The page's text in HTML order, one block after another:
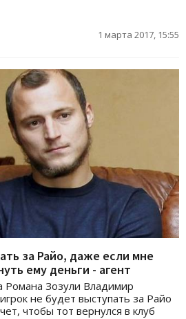
1 марта 2017, 15:55
за Райо, даже если мне
ему деньги - агент
Романа Зозули Владимир
не будет выступать за Райо
чтобы тот вернулся в клуб